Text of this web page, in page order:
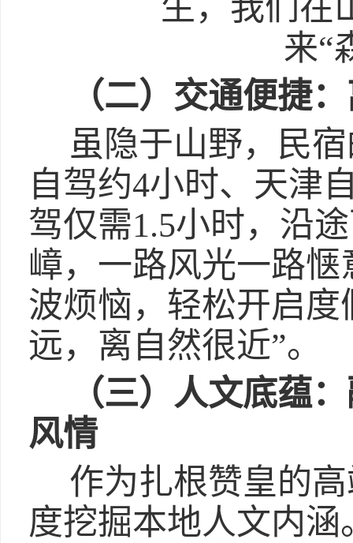
（二） 交通便捷
虽隐于山野，民
自驾约4小时、天津
驾仅需1.5小时，沿
嶂，一路风光一路
波烦恼，轻松开启
远，离自然很近”。
（三） 人文底蕴
风情
作为扎根赞皇的
度挖掘本地人文内